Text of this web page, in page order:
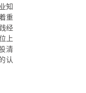
知
重
经
上
清
认